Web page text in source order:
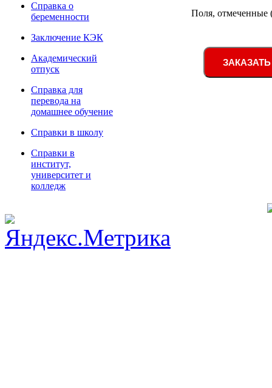
Справка о
беременности
Заключение КЭК
Академический
отпуск
Справка для
перевода на
домашнее обучение
Справки в школу
Справки в
институт,
университет и
колледж
Поля, отмеченные